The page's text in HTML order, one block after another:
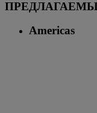
Americas